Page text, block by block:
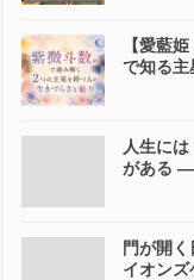
【愛藍
で知る主
人生に
がある
門が開
イオンズ